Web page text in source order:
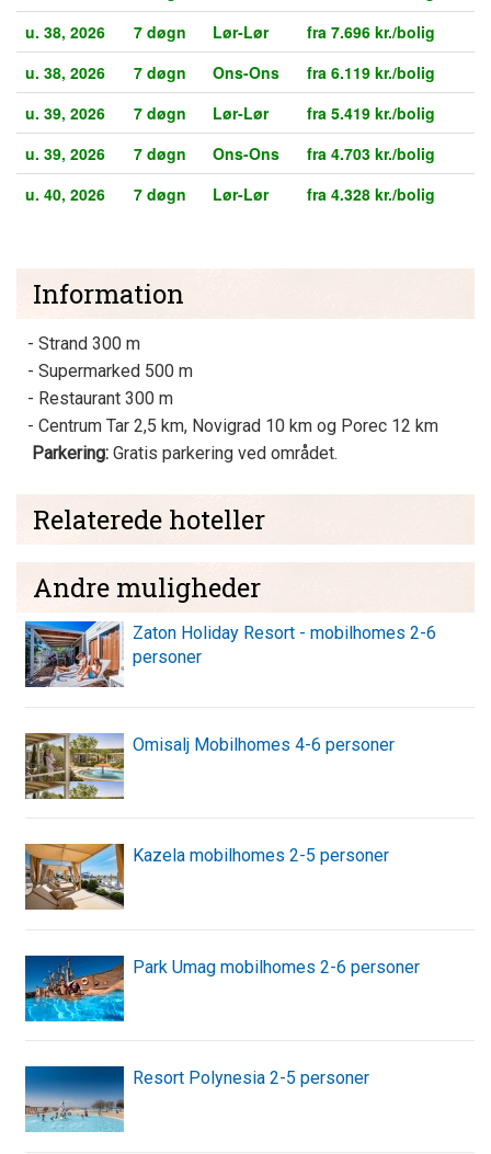
u. 38, 2026
7 døgn Lør-Lør
fra 7.696 kr./bolig
u. 38, 2026
7 døgn Ons-Ons
fra 6.119 kr./bolig
u. 39, 2026
7 døgn Lør-Lør
fra 5.419 kr./bolig
u. 39, 2026
7 døgn Ons-Ons
fra 4.703 kr./bolig
u. 40, 2026
7 døgn Lør-Lør fra 4.328 kr./bolig
Information
- Strand 300 m
- Supermarked 500 m
- Restaurant 300 m
- Centrum Tar 2,5 km, Novigrad 10 km og Porec 12 km
Parkering: Gratis parkering ved området.
Relaterede hoteller
Andre muligheder
Zaton Holiday Resort - mobilhomes 2-6
personer
Omisalj Mobilhomes 4-6 personer
Kazela mobilhomes 2-5 personer
Park Umag mobilhomes 2-6 personer
Resort Polynesia 2-5 personer